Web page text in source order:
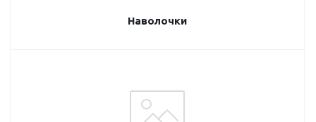
Наволочки